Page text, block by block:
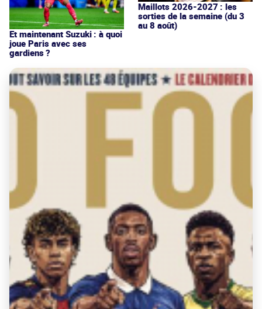
Et maintenant Suzuki : à quoi
joue Paris avec ses
gardiens ?
Maillots 2026-2027 : les
sorties de la semaine (du 3
au 8 août)